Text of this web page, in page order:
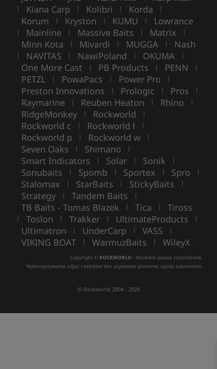
| Kiana Carp | Kolibri | Korda |
Korum | Kryston | KUMU | Lowrance
| Mainline | Massive Baits | Matrix |
Minn Kota | Mivardi | MUGGA | Nash
| NAVITAS | NawiPoland | OKUMA |
One More Cast | PB Products | PENN |
PETZL | PowaPacs | Power Pro |
Preston Innovations | Prologic | Pros |
Raymarine | Reuben Heaton | Rhino |
RidgeMonkey | Rockworld |
Rockworld c | Rockworld ł |
Rockworld p | Rockworld w |
Seven Oaks | Shimano |
Smart Indicators | Solar | Sonik |
Sonubaits | Spomb | Sportex | Spro |
Stalomax | StarBaits | StickyBaits |
Strategy | Tandem Baits |
TB Baits - Tomas Blazek | Tica | Tiross
| Toslon | Trakker | UltimateProducts |
Ultimatron | UnderCarp | VASS |
VIKING BOAT | WarmuzBaits | WileyX
Copyright © ROCKWORLD - Wszelkie prawa zastrzeżone.
Wykorzystywanie zdjęć i tekstów bez uzyskania pisemnej zgody zabronione.
© Rockworld 2004 - 2026